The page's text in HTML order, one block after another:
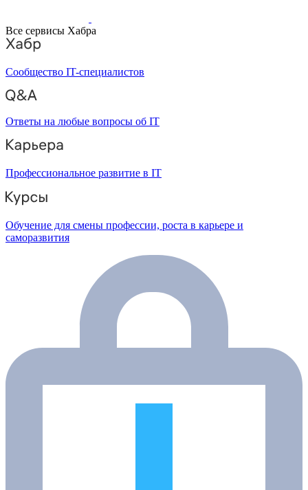
Все сервисы Хабра
Сообщество IT-специалистов
Ответы на любые вопросы об IT
Профессиональное развитие в IT
Обучение для смены профессии, роста в карьере и
саморазвития